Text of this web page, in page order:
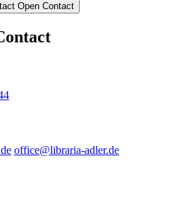
Open Contact
office@libraria-adler.de